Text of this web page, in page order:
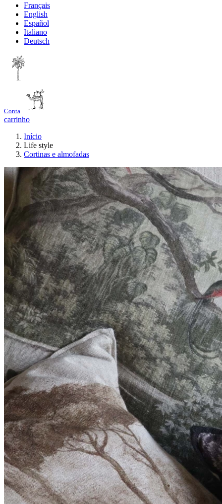
Français
English
Español
Italiano
Deutsch
Conta
carrinho
Início
Life style
Cortinas e almofadas